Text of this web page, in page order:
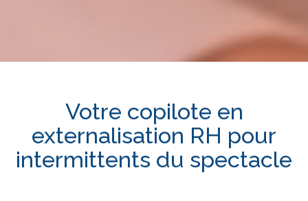
Votre copilote en
externalisation RH pour
intermittents du spectacle